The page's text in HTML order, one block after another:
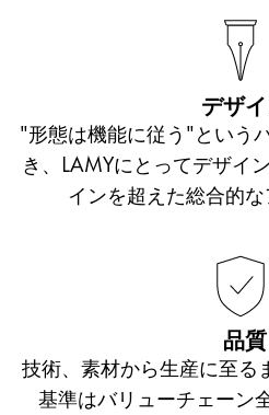
LAMY dialog、LAMY 2000
つけていただけるはずです。
EMRテクノロジーを搭載し
は、スマートフォンの入力
ブレットで文字を書いたり
いたりするためのスタイラ
一貫した高品質を保証して
フトシーンに最適です。刻
の特別感を与えることもで
デザ
"形態は機能に従う"という
き、LAMYにとってデザイ
インを超えた総合的な
品質
技術、素材から生産に至る
基準はバリューチェーン